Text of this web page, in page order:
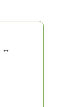
↔